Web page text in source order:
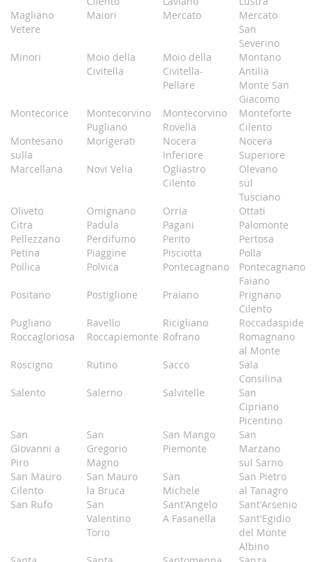
Magliano
Vetere
Maiori Mercato
Mercato
San
Severino
Minori
Moio della
Civitella
Moio della
Civitella-
Pellare
Montano
Antilia
Monte San
Giacomo
Montecorice
Montecorvino
Pugliano
Montecorvino
Rovella
Monteforte
Cilento
Montesano
sulla
Marcellana
Morigerati
Nocera
Inferiore
Nocera
Superiore
Novi Velia
Ogliastro
Cilento
Olevano
sul
Tusciano
Oliveto
Citra
Omignano Orria
Ottati
Padula
Pagani
Palomonte
Pellezzano
Perdifumo Perito
Pertosa
Petina
Piaggine Pisciotta
Polla
Pollica
Polvica Pontecagnano
Pontecagnano
Faiano
Positano
Postiglione Praiano
Prignano
Cilento
Pugliano
Ravello Ricigliano
Roccadaspide
Roccagloriosa
Roccapiemonte Rofrano
Romagnano
al Monte
Roscigno
Rutino Sacco
Sala
Consilina
Salento
Salerno Salvitelle
San
Cipriano
Picentino
San
Giovanni a
Piro
San
Gregorio
Magno
San Mango
Piemonte
San
Marzano
sul Sarno
San Mauro
Cilento
San Mauro
la Bruca
San
Michele
San Pietro
al Tanagro
San Rufo
San
Valentino
Torio
Sant'Angelo
A Fasanella
Sant'Arsenio
Sant'Egidio
del Monte
Albino